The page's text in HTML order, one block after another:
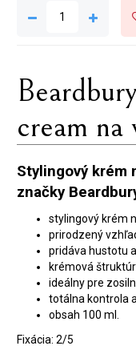
cream na
Stylingový krém
značky
stylingový krém
prirodzený
pridáva hustotu
krémová
ideálny pre
totálna kontrola
obsah 100 ml.
Fixácia: 2/5